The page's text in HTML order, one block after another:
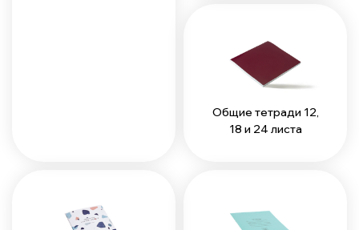
Общие тетради 12,
18 и 24 листа